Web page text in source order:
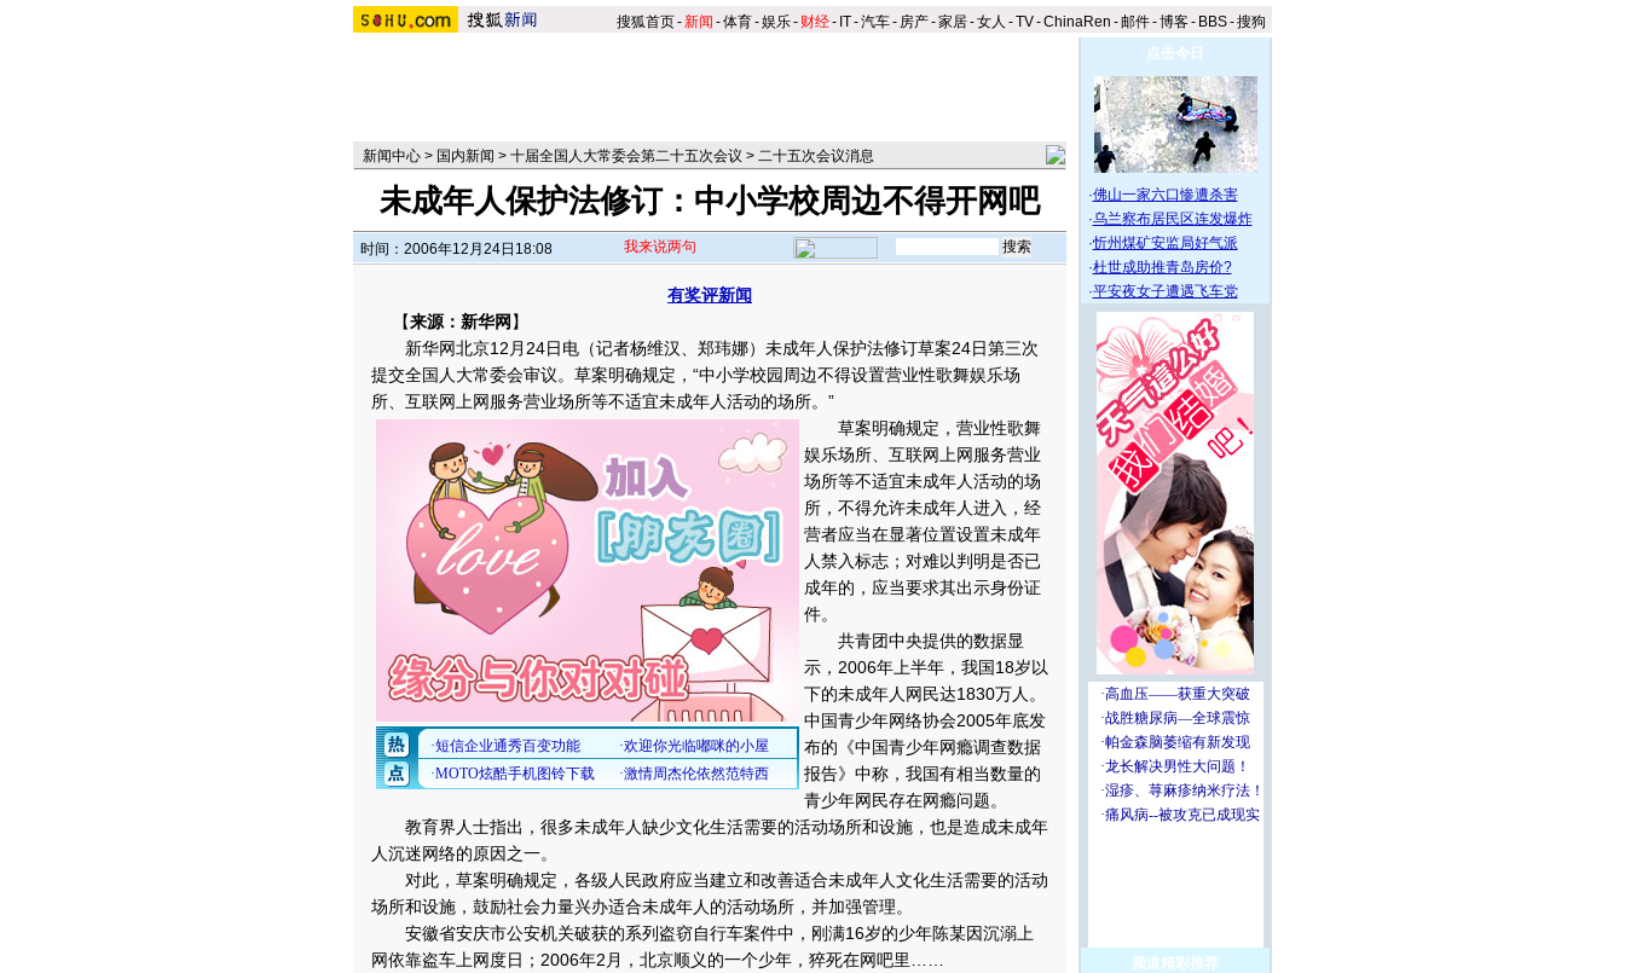
搜狐首页-新闻 -体育-娱乐- 财经- IT-汽车- 房产-家居-女人 -TV-ChinaRen -邮件-博客- BBS-搜狗
新闻中心 > 国内新闻 > 十届全国人大常委会第二十五次会议 > 二十五次会议消息
未成年人保护法修订：中小学校周边不得开网吧
时间：2006年12月24日18:08 我来说两句
有奖评新闻
【来源：新华网 】
新华网北京12月24日电（记者杨维汉、郑玮娜）未成年人保护法修订草案24日第三次
提交全国人大常委会审议。草案明确规定，“中小学校园周边不得设置营业性歌舞娱乐场
所、互联网上网服务营业场所等不适宜未成年人活动的场所。 ”
草案明确规定，营业性歌舞
娱乐场所、互联网上网服务营业
场所等不适宜未成年人活动的场
所，不得允许未成年人进入，经
营者应当在显著位置设置未成年
人禁入标志；对难以判明是否已
成年的，应当要求其出示身份证
件。
共青团中央提供的数据显
示，2006年上半年，我国18岁以
下的未成年人网民达1830万人。
中国青少年网络协会2005年底发
布的《中国青少年网瘾调查数据
报告》中称，我国有相当数量的
青少年网民存在网瘾问题。
教育界人士指出，很多未成年人缺少文化生活需要的活动场所和设施，也是造成未成年
人沉迷网络的原因之一。
对此，草案明确规定，各级人民政府应当建立和改善适合未成年人文化生活需要的活动
场所和设施，鼓励社会力量兴办适合未成年人的活动场所，并加强管理。
安徽省安庆市公安机关破获的系列盗窃自行车案件中，刚满16岁的少年陈某因沉溺上
网依靠盗车上网度日；2006年2月，北京顺义的一个少年，猝死在网吧里……
点击今日
·佛山一家六口惨遭杀害
·乌兰察布居民区连发爆炸
·忻州煤矿安监局好气派
·杜世成助推青岛房价?
·平安夜女子遭遇飞车党
频道精彩推荐